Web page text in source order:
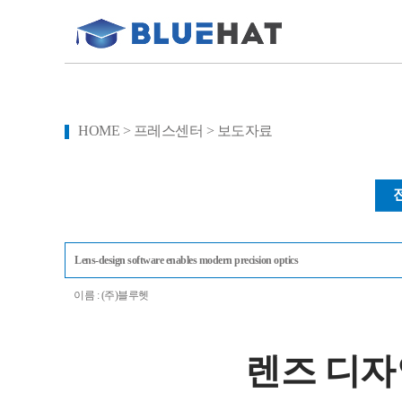
HOME > 프레스센터 > 보도자료
Lens-design software enables modern precision optics
이름 : (주)블루헷
렌즈 디